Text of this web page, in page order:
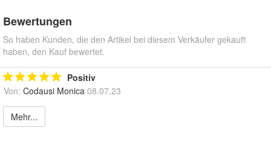
Bewertungen
So haben Kunden, die den Artikel bei diesem Verkäufer gekauft
haben, den Kauf bewertet.
Positiv
Von: Codausi Monica 08.07.23
Mehr...